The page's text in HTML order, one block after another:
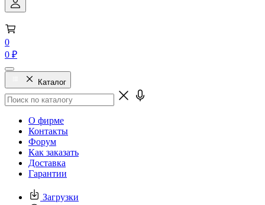
0
0 ₽
Каталог
О фирме
Контакты
Форум
Как заказать
Доставка
Гарантии
Загрузки